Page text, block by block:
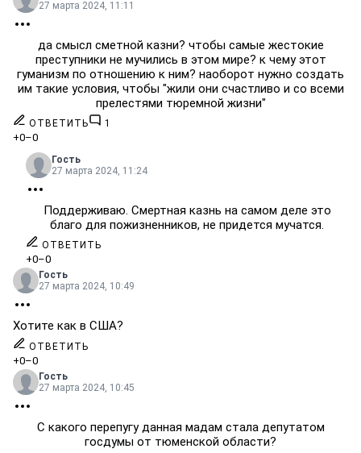
27 марта 2024, 11:11
да смысл сметной казни? чтобы самые жестокие
преступники не мучились в этом мире? к чему этот
гуманизм по отношению к ним? наоборот нужно создать
им такие условия, чтобы "жили они счастливо и со всеми
прелестями тюремной жизни"
ОТВЕТИТЬ 1
+0–0
Гость
27 марта 2024, 11:24
Поддерживаю. Смертная казнь на самом деле это
благо для пожизненников, не придется мучатся.
ОТВЕТИТЬ
+0–0
Гость
27 марта 2024, 10:49
Хотите как в США?
ОТВЕТИТЬ
+0–0
Гость
27 марта 2024, 10:45
С какого перепугу данная мадам стала депутатом
госдумы от тюменской области?